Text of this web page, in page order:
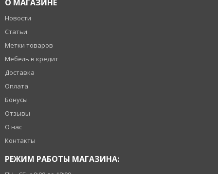
О МАГАЗИНЕ
Новости
Статьи
Метки товаров
Мебель в кредит
Доставка
Оплата
Бонусы
Отзывы
О нас
Контакты
РЕЖИМ РАБОТЫ МАГАЗИНА: